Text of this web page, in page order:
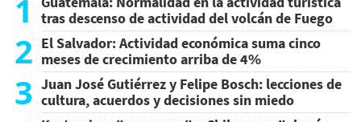
1
tras descenso de actividad del volcán de Fuego
2 El Salvador: Actividad económica suma cinco
meses de crecimiento arriba de 4%
3 Juan José Gutiérrez y Felipe Bosch: lecciones de
cultura, acuerdos y decisiones sin miedo